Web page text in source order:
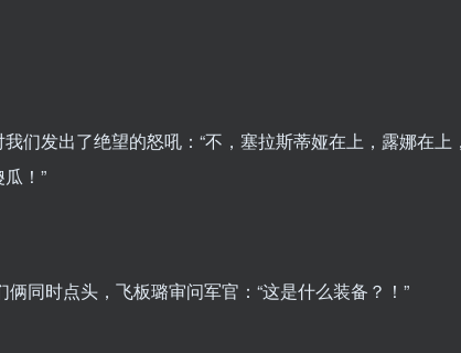
们发出了绝望的怒吼：“不，塞拉斯蒂娅在上，露娜在
！”
同时点头，飞板璐审问军官：“这是什么装备？！”